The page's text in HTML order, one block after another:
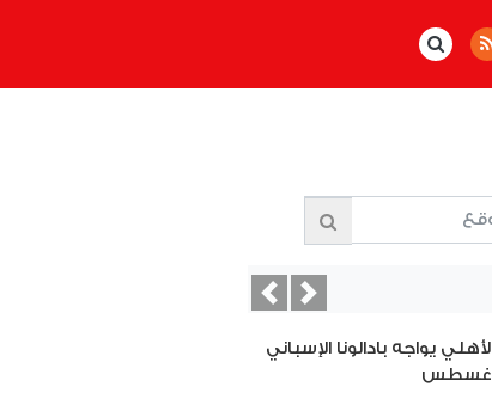
الأهلي يواجه بادالونا الإسباني
PreviousNext